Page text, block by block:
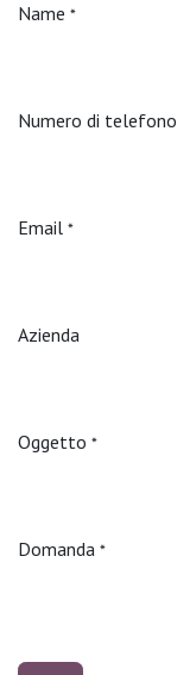
Name *
Numero di telefono
Email *
Azienda
Oggetto *
Domanda *